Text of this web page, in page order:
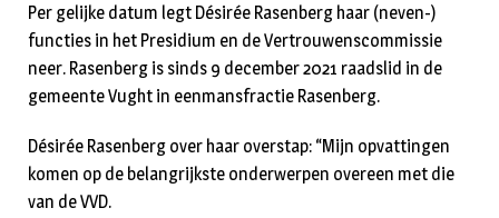
Per gelijke datum legt Désirée Rasenberg haar (neven-)
functies in het Presidium en de Vertrouwenscommissie
neer. Rasenberg is sinds 9 december 2021 raadslid in de
gemeente Vught in eenmansfractie Rasenberg.
Désirée Rasenberg over haar overstap: “Mijn opvattingen
komen op de belangrijkste onderwerpen overeen met die
van de VVD.